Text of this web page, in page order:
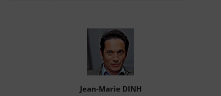
Jean-Marie DINH